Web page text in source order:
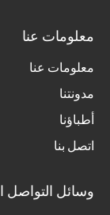
وسائل التواصل
معلومات عنا
معلومات عنا
مدونتنا
أطباؤنا
اتصل بنا